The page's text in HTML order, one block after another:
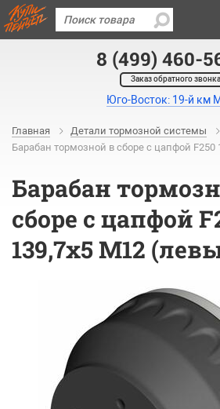
8 (499) 460-
Заказ обратного звонка
Юго-Восток: 19-й км
Главная
Детали тормозной системы
Барабан тормозной в сборе с цапфой
Барабан
сборе с цапфой
139,7х5 М12